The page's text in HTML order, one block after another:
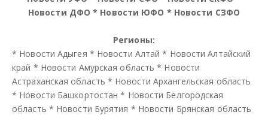
Новости ДФО * Новости ЮФО * Новости СЗФО
Регионы:
* Новости Адыгея * Новости Алтай * Новости Алтайский
край * Новости Амурская область * Новости
Астраханская область * Новости Архангельская область
* Новости Башкортостан * Новости Белгородская
область * Новости Бурятия * Новости Брянская область